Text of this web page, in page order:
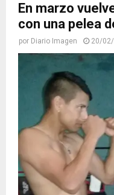
En marzo
con una pelea
por Diario Imagen 20/